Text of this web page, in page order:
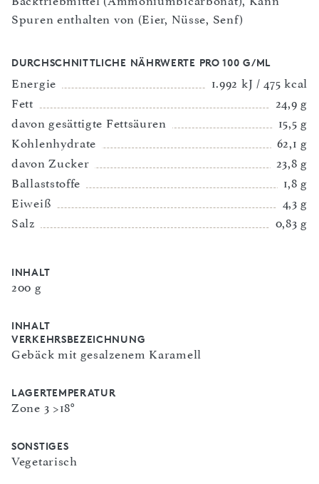
Spuren enthalten von (Eier, Nüsse, Senf)
DURCHSCHNITTLICHE NÄHRWERTE PRO 100 G/ML
Energie
1.992 kJ / 475 kcal
Fett
24,9 g
davon gesättigte Fettsäuren
15,5 g
Kohlenhydrate
62,1 g
davon Zucker
23,8 g
Ballaststoffe
1,8 g
Eiweiß
4,3 g
Salz
0,83 g
INHALT
200 g
INHALT
VERKEHRSBEZEICHNUNG
Gebäck mit gesalzenem Karamell
LAGERTEMPERATUR
Zone 3 >18°
SONSTIGES
Vegetarisch